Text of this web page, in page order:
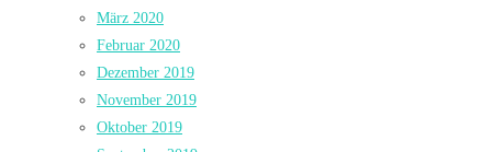
März 2020
Februar 2020
Dezember 2019
November 2019
Oktober 2019